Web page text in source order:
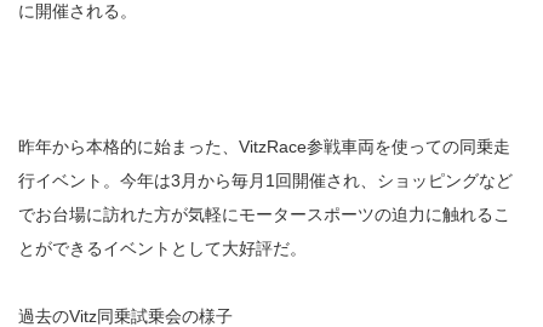
に開催される。
昨年から本格的に始まった、VitzRace参戦車両を使っての同乗走
行イベント。今年は3月から毎月1回開催され、ショッピングなど
でお台場に訪れた方が気軽にモータースポーツの迫力に触れるこ
とができるイベントとして大好評だ。
過去のVitz同乗試乗会の様子